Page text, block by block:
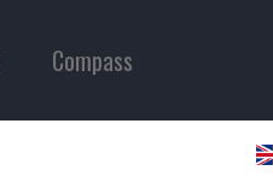
Compass